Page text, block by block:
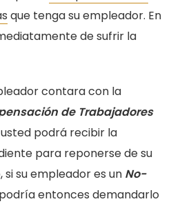
que tenga su empleador. En
de sufrir la
contara con la
de Trabajadores
usted podrá recibir la
para reponerse de su
si su empleador es un No-
entonces demandarlo